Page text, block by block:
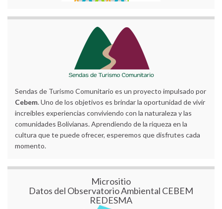
Sendas de Turismo Comunitario es un proyecto impulsado por
Cebem. Uno de los objetivos es brindar la oportunidad de vivir
increíbles experiencias conviviendo con la naturaleza y las
comunidades Bolivianas. Aprendiendo de la riqueza en la
cultura que te puede ofrecer, esperemos que disfrutes cada
momento.
Micrositio
Datos del Observatorio Ambiental CEBEM
REDESMA